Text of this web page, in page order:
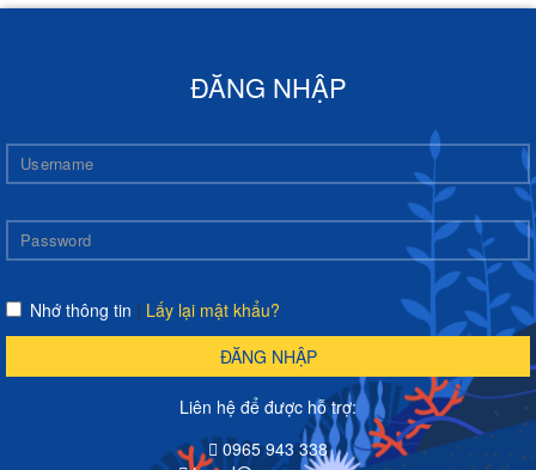
ĐĂNG NHẬP
Nhớ thông tin | Lấy lại mật khẩu?
ĐĂNG NHẬP
Liên hệ để được hỗ trợ:
0965 943 338